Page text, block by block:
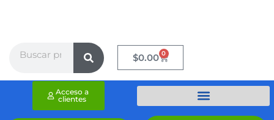
$0.00 0
Cart
Acceso a
clientes